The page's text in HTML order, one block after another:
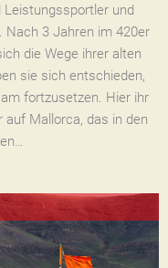
Leistungssportler und
Nach 3 Jahren im 420er
die Wege ihrer alten
sie sich entschieden,
fortzusetzen. Hier ihr
auf Mallorca, das in den